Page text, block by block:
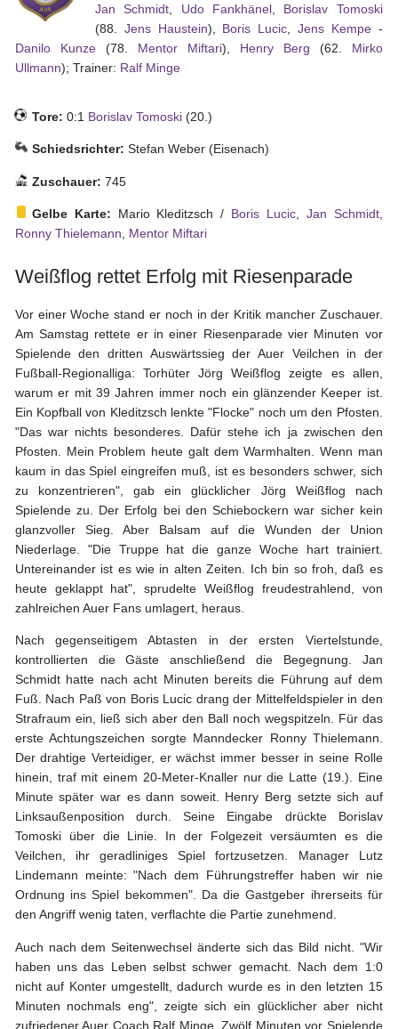
Bilderarchiv
Aue-
Fans
Tour
Fanturniere
Fanfreundschaften
Downloads
Vereinsdaten
Tickets
Archiv
DFB-
Pokalspiele
Sachsen-
Pokalspiele
Erzgebirgsstadion
Stadionchronik
Umbau-
Tagebuch
Jan Schmidt, Udo Fankhänel, Borislav Tomoski
(88. Jens Haustein), Boris Lucic,Jens Kempe-
Danilo Kunze(78. Mentor Miftari), Henry Berg (62. Mirko
Ullmann); Trainer: Ralf Minge
Tore: 0:1 Borislav Tomoski(20.)
Schiedsrichter: Stefan Weber (Eisenach)
Zuschauer: 745
Gelbe Karte: Mario Kleditzsch / Boris Lucic Jan Schmidt,
Ronny Thielemann
Mentor Miftari
Weißflog rettet Erfolg mit Riesenparade
Vor einer Woche stand er noch in der Kritik mancher Zuschauer.
Am Samstag rettete er in einer Riesenparade vier Minuten vor
Spielende den dritten Auswärtssieg der Auer Veilchen in der
Fußball-Regionalliga: Torhüter Jörg Weißflog zeigte es allen,
warum er mit 39 Jahren immer noch ein glänzender Keeper ist.
Ein Kopfball von Kleditzsch lenkte "Flocke" noch um den Pfosten.
"Das war nichts besonderes. Dafür stehe ich ja zwischen den
Pfosten. Mein Problem heute galt dem Warmhalten. Wenn man
kaum in das Spiel eingreifen muß, ist es besonders schwer, sich
zu konzentrieren", gab ein glücklicher Jörg Weißflog nach
Spielende zu. Der Erfolg bei den Schiebockern war sicher kein
glanzvoller Sieg. Aber Balsam auf die Wunden der Union
Niederlage. "Die Truppe hat die ganze Woche hart trainiert.
Untereinander ist es wie in alten Zeiten. Ich bin so froh, daß es
heute geklappt hat", sprudelte Weißflog freudestrahlend, von
zahlreichen Auer Fans umlagert, heraus.
Nach gegenseitigem Abtasten in der ersten Viertelstunde,
kontrollierten die Gäste anschließend die Begegnung. Jan
Schmidt hatte nach acht Minuten bereits die Führung auf dem
Fuß. Nach Paß von Boris Lucic drang der Mittelfeldspieler in den
Strafraum ein, ließ sich aber den Ball noch wegspitzeln. Für das
erste Achtungszeichen sorgte Manndecker Ronny Thielemann.
Der drahtige Verteidiger, er wächst immer besser in seine Rolle
hinein, traf mit einem 20-Meter-Knaller nur die Latte (19.). Eine
Minute später war es dann soweit. Henry Berg setzte sich auf
Linksaußenposition durch. Seine Eingabe drückte Borislav
Tomoski über die Linie. In der Folgezeit versäumten es die
Veilchen, ihr geradliniges Spiel fortzusetzen. Manager Lutz
Lindemann meinte: "Nach dem Führungstreffer haben wir nie
Ordnung ins Spiel bekommen". Da die Gastgeber ihrerseits für
den Angriff wenig taten, verflachte die Partie zunehmend.
Auch nach dem Seitenwechsel änderte sich das Bild nicht. "Wir
haben uns das Leben selbst schwer gemacht. Nach dem 1:0
nicht auf Konter umgestellt, dadurch wurde es in den letzten 15
Minuten nochmals eng", zeigte sich ein glücklicher aber nicht
zufriedener Auer Coach Ralf Minge. Zwölf Minuten vor Spielende